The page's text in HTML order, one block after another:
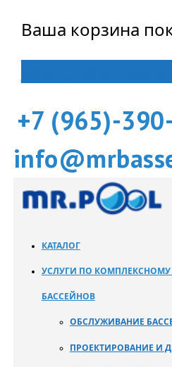
Ваша корзина
+7 (965)-
КАТАЛОГ
УСЛУГИ ПО
БАССЕЙНОВ
ОБСЛУЖИВАНИЕ
ПРОЕКТИРОВАНИЕ И